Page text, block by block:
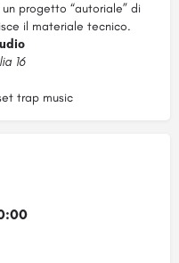
progetto “autoriale” di
il materiale tecnico.
16
trap music